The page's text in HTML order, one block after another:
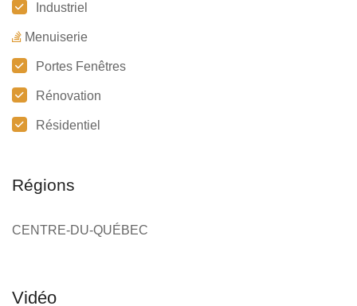
Industriel
Menuiserie
Portes Fenêtres
Rénovation
Résidentiel
Régions
CENTRE-DU-QUÉBEC